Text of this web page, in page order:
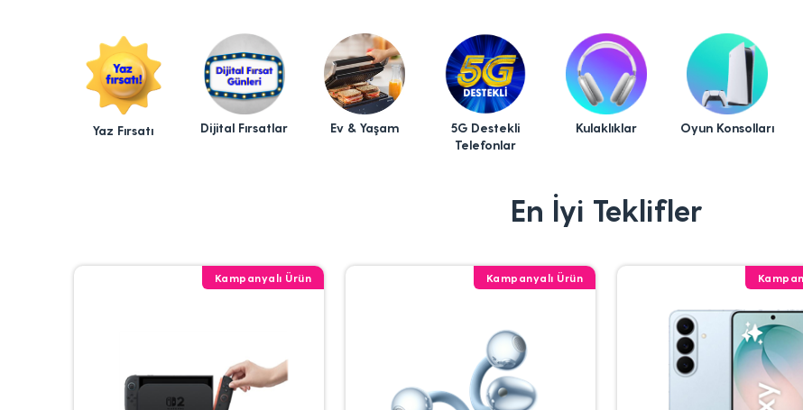
Yaz Fırsatı Dijital Fırsatlar Ev & Yaşam
5G Destekli
Telefonlar
Kulaklıklar Oyun Konsolları
En İyi Teklifler
Kampanyalı Ürün Kampanyalı Ürün